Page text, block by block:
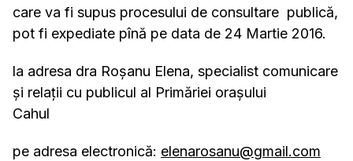
care va fi supus procesului de consultare publică,
pot fi expediate pînă pe data de 24 Martie 2016.
la adresa dra Roșanu Elena, specialist comunicare
și relații cu publicul al Primăriei orașului
Cahul
pe adresa electronică: elenarosanu@gmail.com